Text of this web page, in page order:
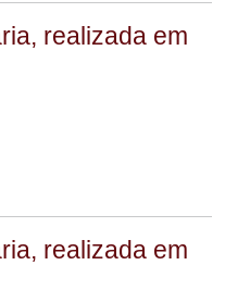
realizada em
realizada em